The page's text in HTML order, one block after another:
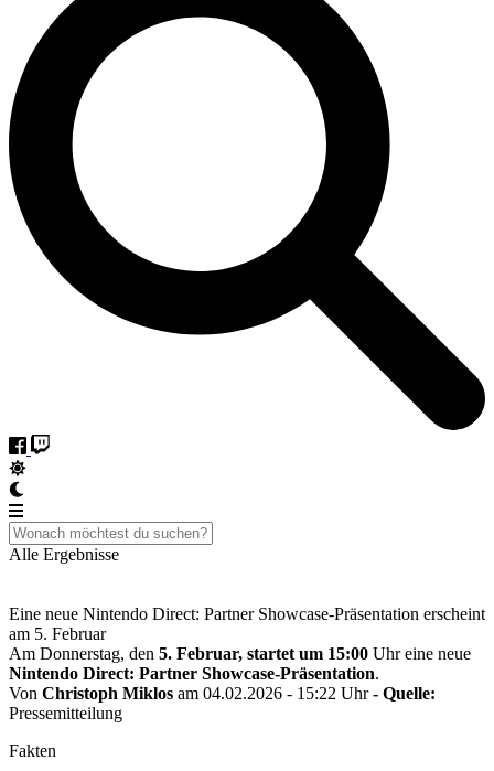
Alle Ergebnisse
Eine neue Nintendo Direct: Partner Showcase-Präsentation erscheint
am 5. Februar
Am Donnerstag, den 5. Februar, startet um 15:00 Uhr eine neue
Nintendo Direct: Partner Showcase-Präsentation.
Von Christoph Miklos am 04.02.2026 - 15:22 Uhr- Quelle:
Pressemitteilung
Fakten